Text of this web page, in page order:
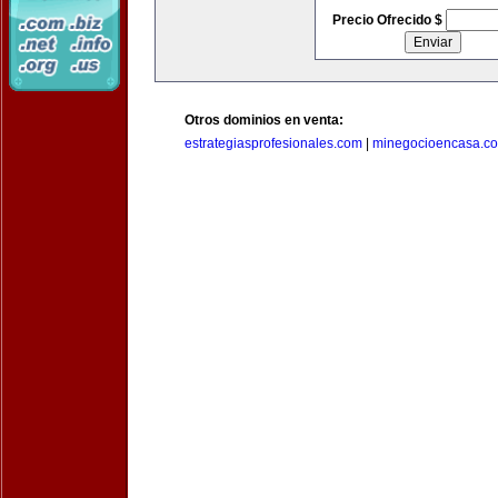
Precio Ofrecido $
Otros dominios en venta:
estrategiasprofesionales.com